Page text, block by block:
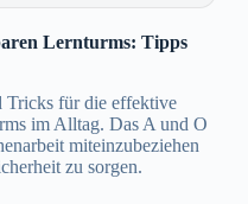
Lernturms: Tipps
Tricks für die effektive
im Alltag. Das A und O
miteinzubeziehen
zu sorgen.